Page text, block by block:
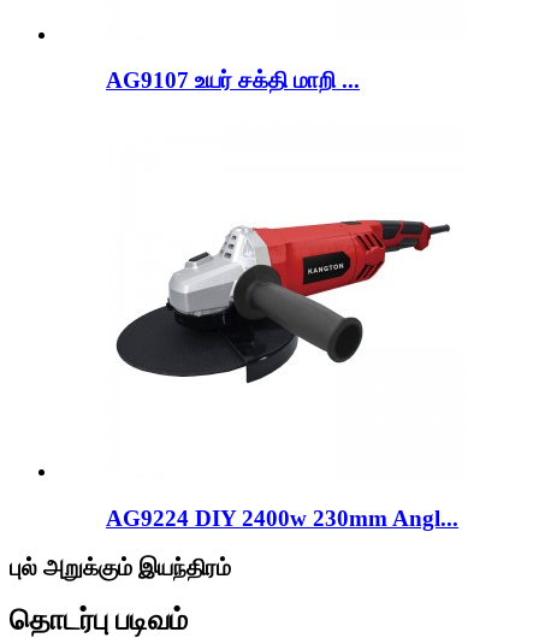
AG9107 உயர் சக்தி மாறி ...
AG9224 DIY 2400w 230mm Angl...
புல் அறுக்கும் இயந்திரம்
தொடர்பு படிவம்